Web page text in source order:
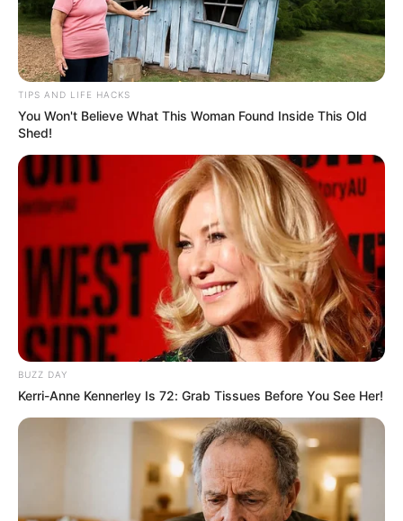
encargadas de llevar a cabo la inspección del cuerpo.
El reporte data de queel cuerpo presentaba heridas en el
hipocondrio, flanco y zona lumbar izquierda, además de
signos de degollamiento,lo que evidencia la brutalidad
Las autoridades han iniciado una investigación
TIPS AND LIFE HACKS
You Won't Believe What This Woman Found Inside This Old
Shed!
BUZZ DAY
Kerri-Anne Kennerley Is 72: Grab Tissues Before You See Her!